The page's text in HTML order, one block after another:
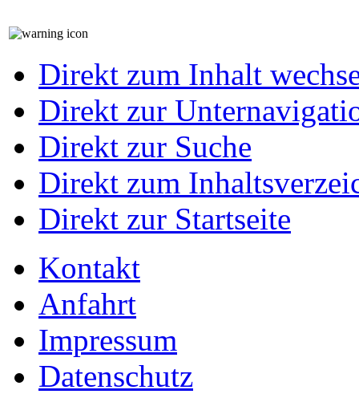
Direkt zum Inhalt
Direkt zur
Direkt zur Suche
Direkt zum
Direkt zur Startseite
Kontakt
Anfahrt
Impressum
Datenschutz